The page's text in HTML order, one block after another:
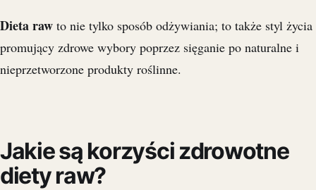
Dieta raw to nie tylko sposób odżywiania; to także styl życia
promujący zdrowe wybory poprzez sięganie po naturalne i
nieprzetworzone produkty roślinne.
Jakie są korzyści zdrowotne
diety raw?